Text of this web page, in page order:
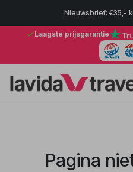
Nieuwsbrief: €35,-
Laagste prijsgarantie
Pagina